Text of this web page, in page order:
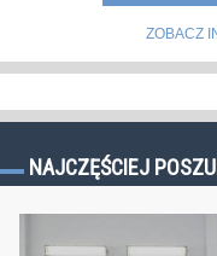
ZOBACZ
NAJCZĘŚCIEJ